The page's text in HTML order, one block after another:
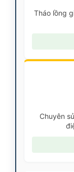
Tháo lồng
Chuyên